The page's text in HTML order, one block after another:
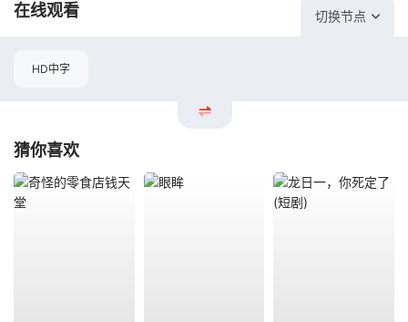
在线观看 切换节点
HD中字
猜你喜欢